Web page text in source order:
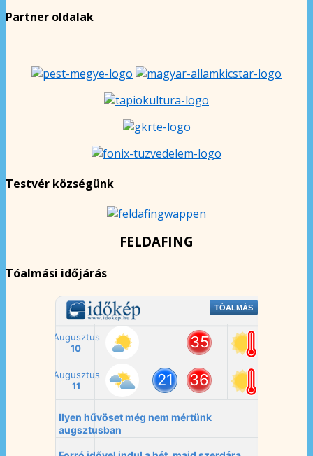
Partner oldalak
Testvér községünk
FELDAFING
Tóalmási időjárás